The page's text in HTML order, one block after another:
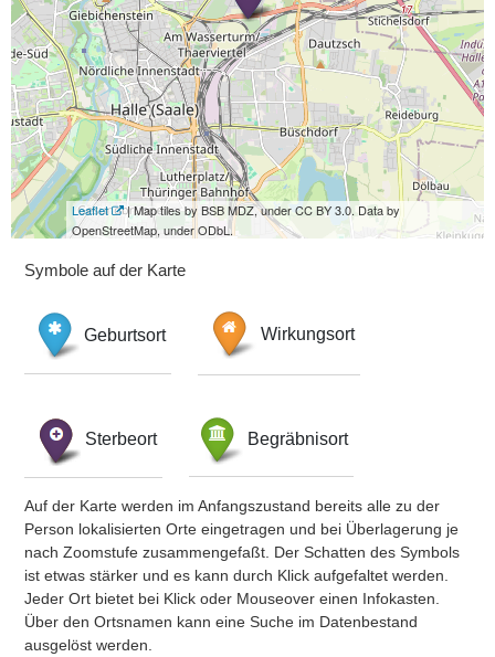
Leaflet
| Map tiles by BSB MDZ, under CC BY 3.0. Data by
OpenStreetMap, under ODbL.
Symbole auf der Karte
Geburtsort Wirkungsort
Sterbeort Begräbnisort
Auf der Karte werden im Anfangszustand bereits alle zu der
Person lokalisierten Orte eingetragen und bei Überlagerung je
nach Zoomstufe zusammengefaßt. Der Schatten des Symbols
ist etwas stärker und es kann durch Klick aufgefaltet werden.
Jeder Ort bietet bei Klick oder Mouseover einen Infokasten.
Über den Ortsnamen kann eine Suche im Datenbestand
ausgelöst werden.